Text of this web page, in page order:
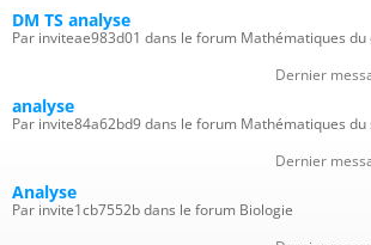
DM TS analyse
Par inviteae983d01 dans le forum Mathématiques du
Dernier
analyse
Par invite84a62bd9 dans le forum Mathématiques
Dernier
Analyse
Par invite1cb7552b dans le forum Biologie